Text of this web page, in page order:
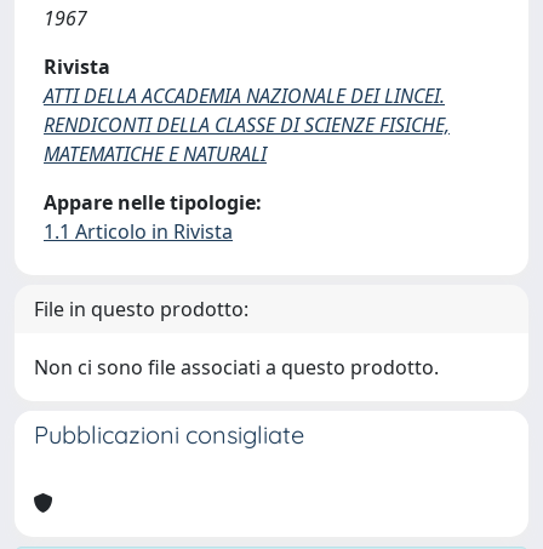
1967
Rivista
ATTI DELLA ACCADEMIA NAZIONALE DEI LINCEI.
RENDICONTI DELLA CLASSE DI SCIENZE FISICHE,
MATEMATICHE E NATURALI
Appare nelle tipologie:
1.1 Articolo in Rivista
File in questo prodotto:
Non ci sono file associati a questo prodotto.
Pubblicazioni consigliate